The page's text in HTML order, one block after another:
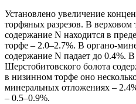
Установлено увеличение
торфяных разрезов. В верховом
содержание N находится в
торфе – 2.0–2.7%. В органо-
содержание N падает до 0.4%.
Шерстобитовского болота
в низинном торфе оно
минеральных отложениях –
– 0.5–0.9%.